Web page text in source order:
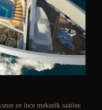
en ince mekanik saatine